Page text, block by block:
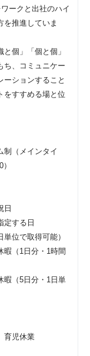
ークと出社のハイ
を推進していま
個」「個と個」
ち、コミュニケー
ーションすること
をすすめる場と位
制（メインタイ
日
定する日
単位で取得可能）
暇（1日分・1時間
暇（5日分・1日単
育児休業